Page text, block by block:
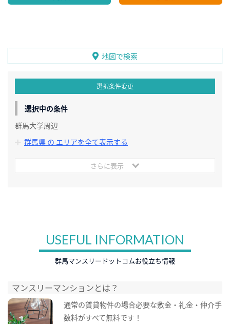
地図で検索
選択条件変更
選択中の条件
群馬大学周辺
群馬県 の エリアを全て表示する
さらに表示
USEFUL INFORMATION
群馬マンスリードットコムお役立ち情報
マンスリーマンションとは？
通常の賃貸物件の場合必要な敷金・礼金・仲介手
数料がすべて無料です！